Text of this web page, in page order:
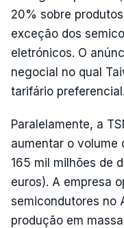
20% sobre
exceção dos
eletrónicos. O
negocial no qual
tarifário preferencial.
Paralelamente, a
aumentar o volume
165 mil milhões de
euros). A empresa
semicondutores no
produção em